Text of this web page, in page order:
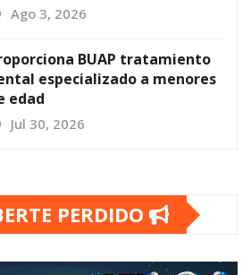
Ago 3, 2026
BUAP tratamiento
especializado a menores
edad
Jul 30, 2026
PERDIDO